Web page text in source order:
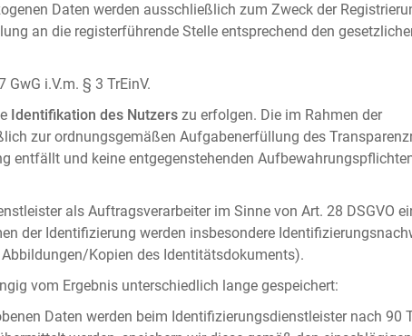
Daten werden ausschließlich zum Zweck der
an die registerführende Stelle entsprechend den
GwG i.V.m. § 3 TrEinV.
Identifikation des Nutzers zu erfolgen. Die im Rahmen der
zur ordnungsgemäßen Aufgabenerfüllung des
entfällt und keine entgegenstehenden
als Auftragsverarbeiter im Sinne von Art. 28 DSGVO
der Identifizierung werden insbesondere
Kopien des Identitätsdokuments).
vom Ergebnis unterschiedlich lange gespeichert:
Daten werden beim Identifizierungsdienstleister nach 90